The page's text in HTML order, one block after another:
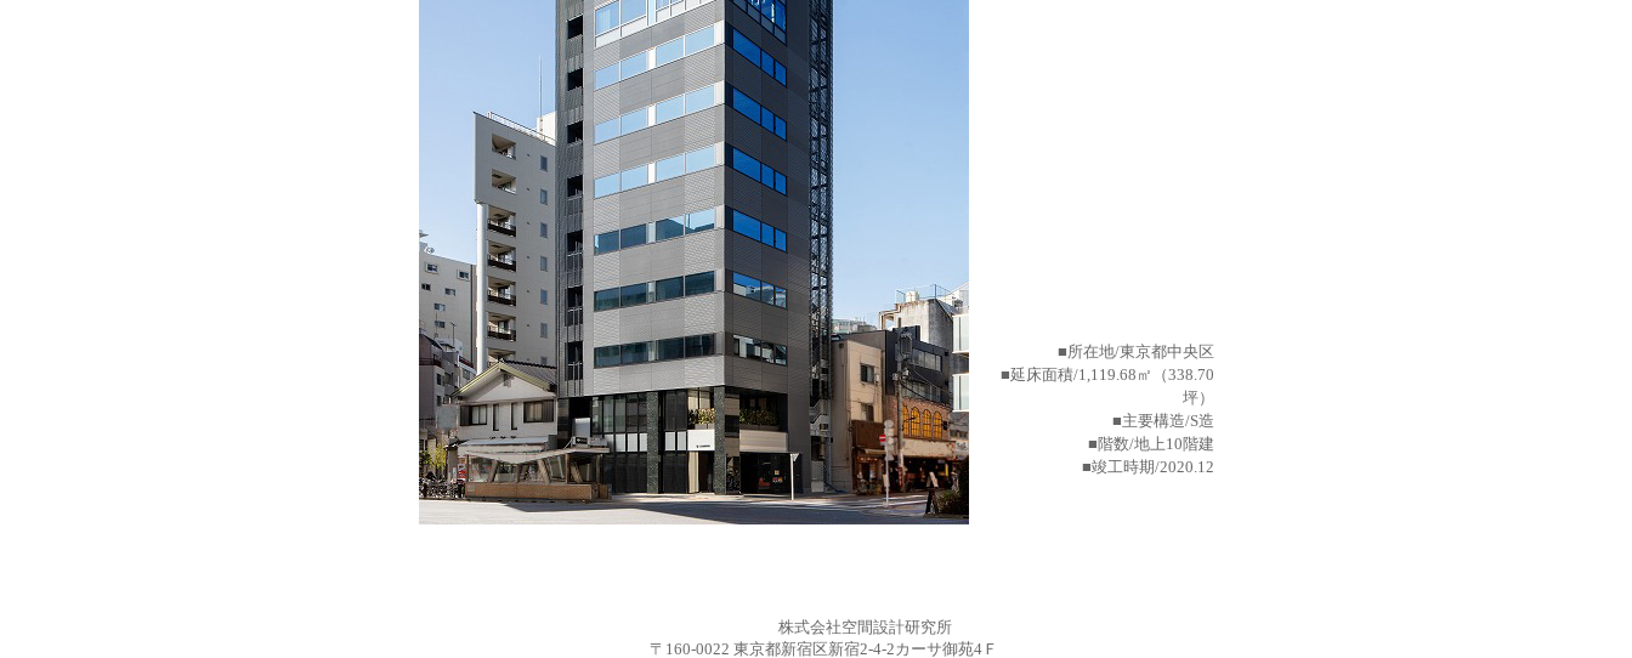
■所在地/東京都中央区
■延床面積/1,119.68㎡（338.70
坪）
■主要構造/S造
■階数/地上10階建
■竣工時期/2020.12
株式会社空間設計研究所
〒 160-0022 東京都新宿区新宿2-4-2カーサ御苑4Ｆ